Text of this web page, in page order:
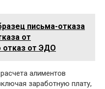
письма-отказа
от
отказ от ЭДО
алиментов
заработную плату,